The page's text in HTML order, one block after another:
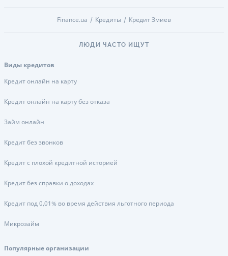
Finance.ua Кредиты Кредит Змиев
ЛЮДИ ЧАСТО ИЩУТ
Виды кредитов
Кредит онлайн на карту
Кредит онлайн на карту без отказа
Займ онлайн
Кредит без звонков
Кредит с плохой кредитной историей
Кредит без справки о доходах
Кредит под 0,01% во время действия льготного периода
Микрозайм
Популярные организации